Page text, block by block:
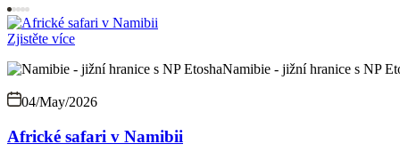
Zjistěte více
Namibie - jižní hranice s NP
04/May/2026
Africké safari v Namibii